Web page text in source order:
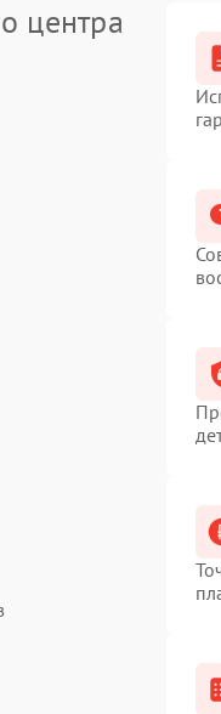
центра